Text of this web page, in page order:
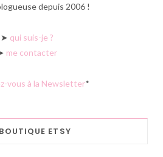
depuis 2006 !
➤ qui suis-je ?
me contacter
vous à la Newsletter*
ETSY